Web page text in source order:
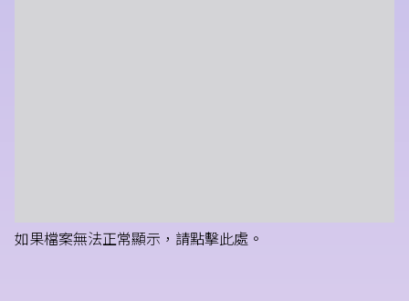
如果檔案無法正常顯示，請點擊此處。